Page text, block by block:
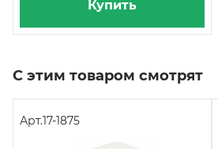
Купить
С этим товаром смотрят
Арт.17-1875